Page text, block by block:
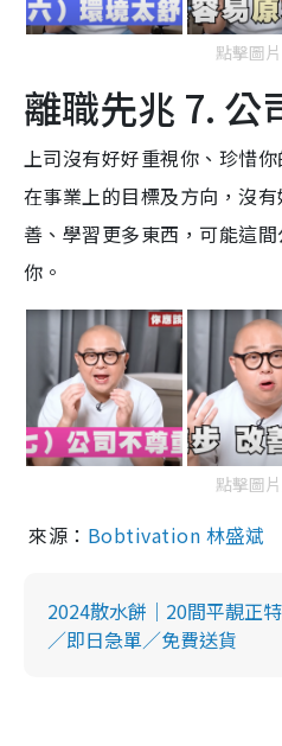
點擊圖
離職先兆 7. 公
上司沒有好好重視你、珍惜
在事業上的目標及方向，沒
善、學習更多東西，可能這
你。
點擊圖
來源： Bobtivation 林盛斌
2024散水餅｜20間平靚正
／即日急單／免費送貨